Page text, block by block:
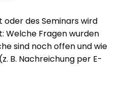
oder des Seminars wird
Welche Fragen wurden
sind noch offen und wie
B. Nachreichung per E-